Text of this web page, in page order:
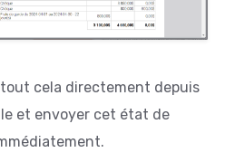
cela directement depuis
et envoyer cet état de